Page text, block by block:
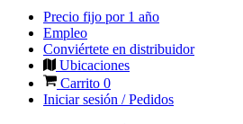
Precio fijo por 1 año
Empleo
Conviértete en distribuidor
Ubicaciones
Carrito 0
Iniciar sesión / Pedidos